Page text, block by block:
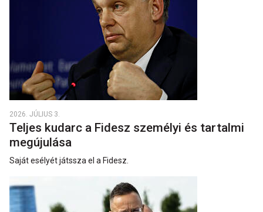
2026. JÚLIUS 3.
Teljes kudarc a Fidesz személyi és tartalmi
megújulása
Saját esélyét játssza el a Fidesz.